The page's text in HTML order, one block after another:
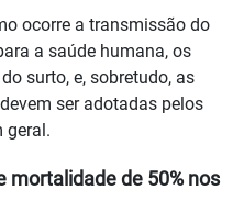
ocorre a transmissão do
a saúde humana, os
surto, e, sobretudo, as
ser adotadas pelos
geral.
mortalidade de 50% nos